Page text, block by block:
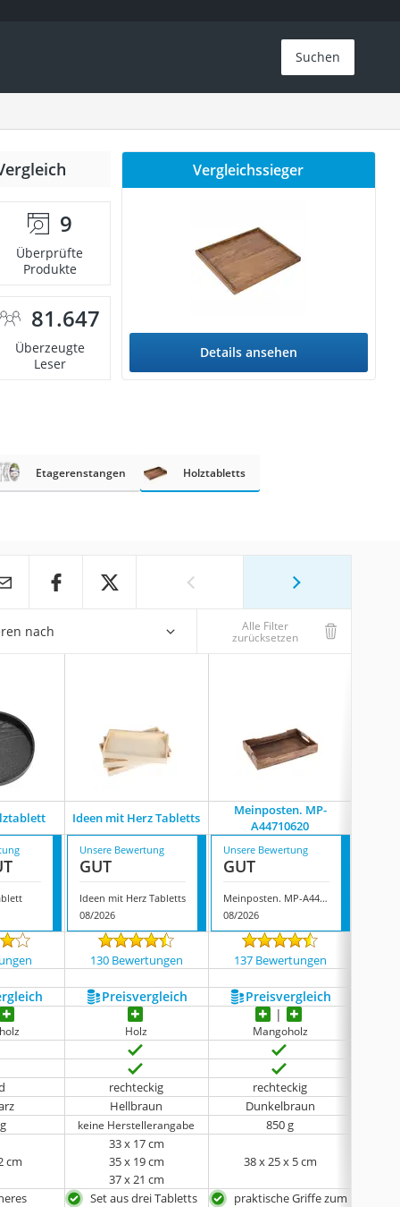
Suchen
9
Überprüfte
Produkte
81.647
Überzeugte
Leser
Vergleichssieger
Details ansehen
Etagerenstangen Holztabletts
nach Alle Filter
zurücksetzen
Ideen mit Herz Tabletts
Meinposten. MP-
A44710620
Unsere Bewertung
GUT
Ideen mit Herz Tabletts
08/2026
Unsere Bewertung
GUT
Meinposten. MP-A44710620
08/2026
130 Bewertungen 137 Bewertungen
Preis­vergleich Preis­vergleich
Holz Mangoholz
rechteckig rechteckig
Hellbraun Dunkelbraun
keine Herstellerangabe 850 g
cm
33 x 17 cm
35 x 19 cm
37 x 21 cm
38 x 25 x 5 cm
Set aus drei Tabletts
praktische Griffe zum